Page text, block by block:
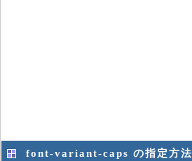
font-variant-caps の指定方法